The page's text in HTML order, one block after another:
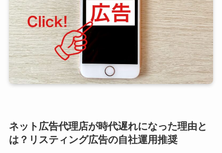
ネット広告代理店が時代遅れになった理由と
は？リスティング広告の自社運用推奨